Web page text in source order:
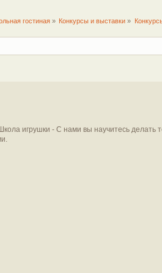
гостиная » Конкурсы и выставки »
игрушки - С нами вы научитесь делать